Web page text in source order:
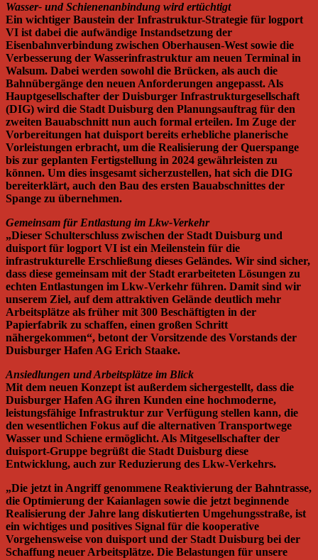
Wasser- und Schienenanbindung wird ertüchtigt
Ein wichtiger Baustein der Infrastruktur-Strategie für logport
VI ist dabei die aufwändige Instandsetzung der
Eisenbahnverbindung zwischen Oberhausen-West sowie die
Verbesserung der Wasserinfrastruktur am neuen Terminal in
Walsum. Dabei werden sowohl die Brücken, als auch die
Bahnübergänge den neuen Anforderungen angepasst. Als
Hauptgesellschafter der Duisburger Infrastrukturgesellschaft
(DIG) wird die Stadt Duisburg den Planungsauftrag für den
zweiten Bauabschnitt nun auch formal erteilen. Im Zuge der
Vorbereitungen hat duisport bereits erhebliche planerische
Vorleistungen erbracht, um die Realisierung der Querspange
bis zur geplanten Fertigstellung in 2024 gewährleisten zu
können. Um dies insgesamt sicherzustellen, hat sich die DIG
bereiterklärt, auch den Bau des ersten Bauabschnittes der
Spange zu übernehmen.
Gemeinsam für Entlastung im Lkw-Verkehr
„Dieser Schulterschluss zwischen der Stadt Duisburg und
duisport für logport VI ist ein Meilenstein für die
infrastrukturelle Erschließung dieses Geländes. Wir sind sicher,
dass diese gemeinsam mit der Stadt erarbeiteten Lösungen zu
echten Entlastungen im Lkw-Verkehr führen. Damit sind wir
unserem Ziel, auf dem attraktiven Gelände deutlich mehr
Arbeitsplätze als früher mit 300 Beschäftigten in der
Papierfabrik zu schaffen, einen großen Schritt
nähergekommen“, betont der Vorsitzende des Vorstands der
Duisburger Hafen AG Erich Staake.
Ansiedlungen und Arbeitsplätze im Blick
Mit dem neuen Konzept ist außerdem sichergestellt, dass die
Duisburger Hafen AG ihren Kunden eine hochmoderne,
leistungsfähige Infrastruktur zur Verfügung stellen kann, die
den wesentlichen Fokus auf die alternativen Transportwege
Wasser und Schiene ermöglicht. Als Mitgesellschafter der
duisport-Gruppe begrüßt die Stadt Duisburg diese
Entwicklung, auch zur Reduzierung des Lkw-Verkehrs.
„Die jetzt in Angriff genommene Reaktivierung der Bahntrasse,
die Optimierung der Kaianlagen sowie die jetzt beginnende
Realisierung der Jahre lang diskutierten Umgehungsstraße, ist
ein wichtiges und positives Signal für die kooperative
Vorgehensweise von duisport und der Stadt Duisburg bei der
Schaffung neuer Arbeitsplätze. Die Belastungen für unsere